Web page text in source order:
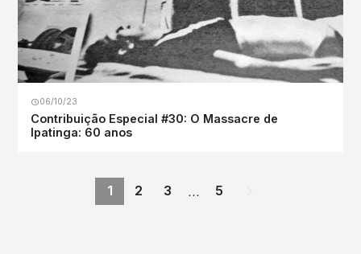
06/10/23
Contribuição Especial #30: O Massacre de
Ipatinga: 60 anos
1 2 3 … 5